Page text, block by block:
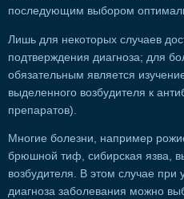
последующим выбором
Лишь для некоторых случаев
подтверждения диагноза; для
обязательным является
выделенного возбудителя к
препаратов).
Многие болезни, например
брюшной тиф, сибирская язва,
возбудителя. В этом случае при
диагноза заболевания можно